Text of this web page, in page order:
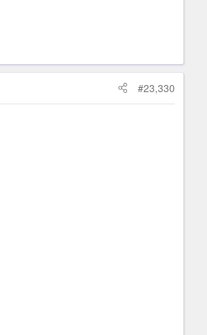
#23,330